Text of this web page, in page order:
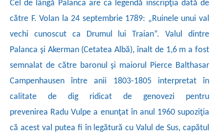
Cel de lângă Palanca are ca legendă inscripţia dată de
către F. Volan la 24 septembrie 1789: „Ruinele unui val
vechi cunoscut ca Drumul lui Traian”.Valul dintre
Palanca şi Akerman (Cetatea Albă), înalt de 1,6 m a fost
semnalat de către baronul şi maiorul Pierce Balthasar
Campenhausen între anii 1803-1805 interpretat în
calitate de dig ridicat de genovezi pentru
prevenirea Radu Vulpe a enunţat în anul 1960 supoziţia
că acest val putea fi în legătură cu Valul de Sus, capătul